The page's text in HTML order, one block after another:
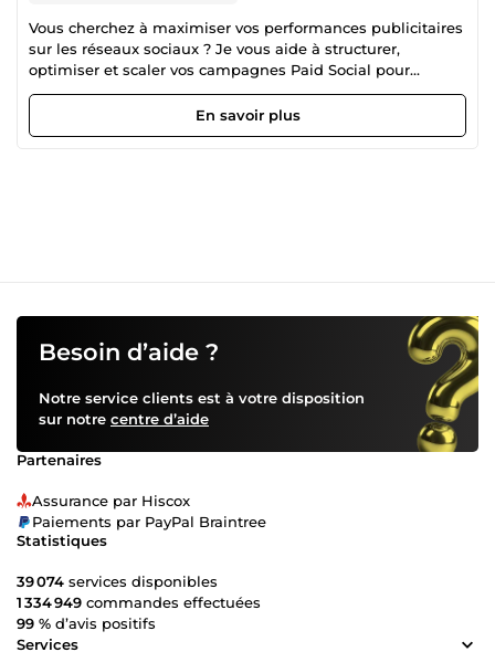
Vous cherchez à maximiser vos performances publicitaires
sur les réseaux sociaux ? Je vous aide à structurer,
optimiser et scaler vos campagnes Paid Social pour
atteindre vos objectifs : notoriété, génération de leads,
conversions e-commerce… Je suis Marine, indépendante
dans le marketing digital depuis 10 ans.
En savoir plus
Besoin d’aide ?
Notre service clients est à votre disposition
sur notre centre d’aide
Partenaires
Assurance par Hiscox
Paiements par PayPal Braintree
Statistiques
39 074 services disponibles
1 334 949 commandes effectuées
99 % d’avis positifs
Services